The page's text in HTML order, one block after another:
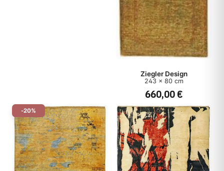
Ziegler Design
243 x 80 cm
660,00 €
-20%